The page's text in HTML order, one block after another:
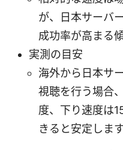
が、日本サーバ
成功率が高まる
実測の目安
海外から日本サ
視聴を行う場合
度、下り速度は
きると安定します